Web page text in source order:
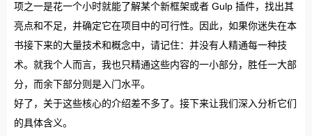
项之一是花一个小时就能了解某个新框架或者 Gulp 插件，找出其
亮点和不足，并确定它在项目中的可行性。因此，如果你迷失在本
书接下来的大量技术和概念中，请记住：并没有人精通每一种技
术。就我个人而言，我也只精通这些内容的一小部分，胜任一大部
分，而余下部分则是入门水平。
好了，关于这些核心的介绍差不多了。接下来让我们深入分析它们
的具体含义。